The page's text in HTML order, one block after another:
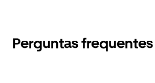
Perguntas frequentes